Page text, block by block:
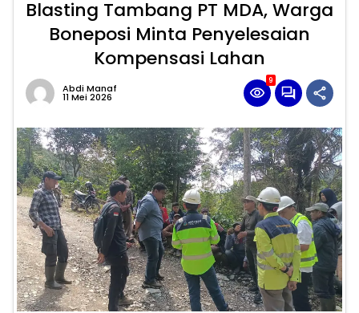
Blasting Tambang PT MDA, Warga
Boneposi Minta Penyelesaian
Kompensasi Lahan
Abdi Manaf
11 Mei 2026
9